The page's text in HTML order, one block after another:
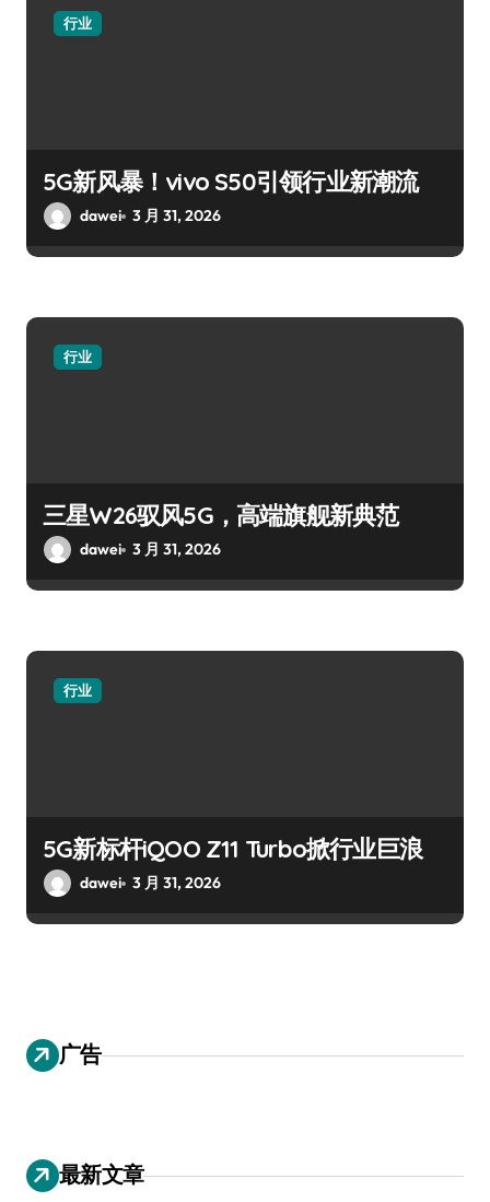
行业
5G新风暴！vivo S50引领行业新潮流
dawei 3 月 31, 2026
行业
三星W26驭风5G，高端旗舰新典范
dawei 3 月 31, 2026
行业
5G新标杆iQOO Z11 Turbo掀行业巨浪
dawei 3 月 31, 2026
广告
最新文章